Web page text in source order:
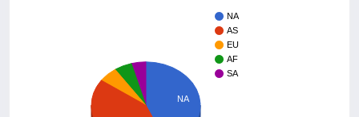
NA
AS
EU
AF
SA
NA